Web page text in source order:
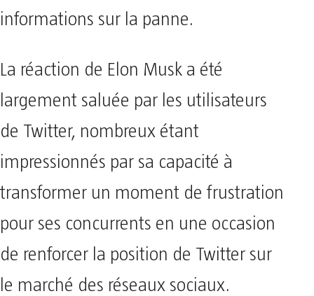
informations sur la panne.
La réaction de Elon Musk a été
largement saluée par les utilisateurs
de Twitter, nombreux étant
impressionnés par sa capacité à
transformer un moment de frustration
pour ses concurrents en une occasion
de renforcer la position de Twitter sur
le marché des réseaux sociaux.